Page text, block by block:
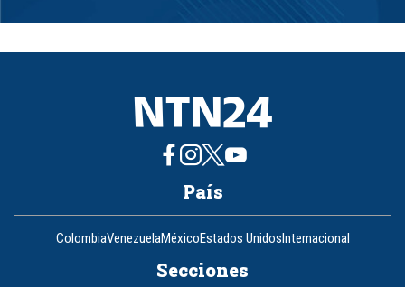
1
8
País
ColombiaVenezuelaMéxicoEstados UnidosInternacional
Secciones